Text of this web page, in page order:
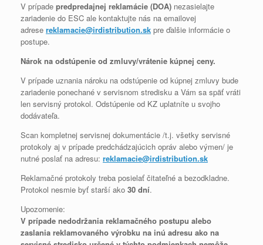
V prípade predpredajnej reklamácie (DOA) nezasielajte
zariadenie do ESC ale kontaktujte nás na emailovej
adrese reklamacie@irdistribution.sk pre ďalšie informácie o
postupe.
Nárok na odstúpenie od zmluvy/vrátenie kúpnej ceny.
V prípade uznania nároku na odstúpenie od kúpnej zmluvy bude
zariadenie ponechané v servisnom stredisku a Vám sa späť vráti
len servisný protokol. Odstúpenie od KZ uplatníte u svojho
dodávateľa.
Scan kompletnej servisnej dokumentácie /t.j. všetky servisné
protokoly aj v prípade predchádzajúcich opráv alebo výmen/ je
nutné poslať na adresu: reklamacie@irdistribution.sk
Reklamačné protokoly treba posielať čitateľné a bezodkladne.
Protokol nesmie byť starší ako 30 dní.
Upozornenie:
V prípade nedodržania reklamačného postupu alebo
zaslania reklamovaného výrobku na inú adresu ako na